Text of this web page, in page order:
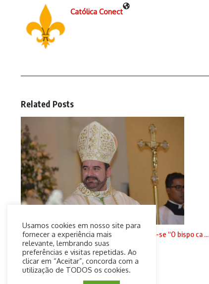
Católica Conect
Related Posts
Fiéis e clérigos da diocese de Jundiaí cansam-se “O bispo ca ...
20 de setembro de 2024
Usamos cookies em nosso site para
fornecer a experiência mais
relevante, lembrando suas
preferências e visitas repetidas. Ao
clicar em “Aceitar”, concorda com a
utilização de TODOS os cookies.